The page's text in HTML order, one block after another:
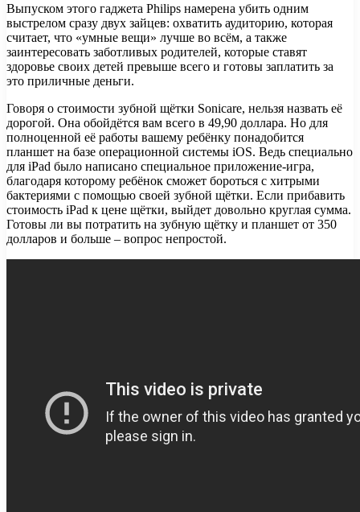
Выпуском этого гаджета Philips намерена убить одним
выстрелом сразу двух зайцев: охватить аудиторию, которая
считает, что «умные вещи» лучше во всём, а также
заинтересовать заботливых родителей, которые ставят
здоровье своих детей превыше всего и готовы заплатить за
это приличные деньги.
Говоря о стоимости зубной щётки Sonicare, нельзя назвать её
дорогой. Она обойдётся вам всего в 49,90 доллара. Но для
полноценной её работы вашему ребёнку понадобится
планшет на базе операционной системы iOS. Ведь специально
для iPad было написано специальное приложение-игра,
благодаря которому ребёнок сможет бороться с хитрыми
бактериями с помощью своей зубной щётки. Если прибавить
стоимость iPad к цене щётки, выйдет довольно круглая сумма.
Готовы ли вы потратить на зубную щётку и планшет от 350
долларов и больше – вопрос непростой.